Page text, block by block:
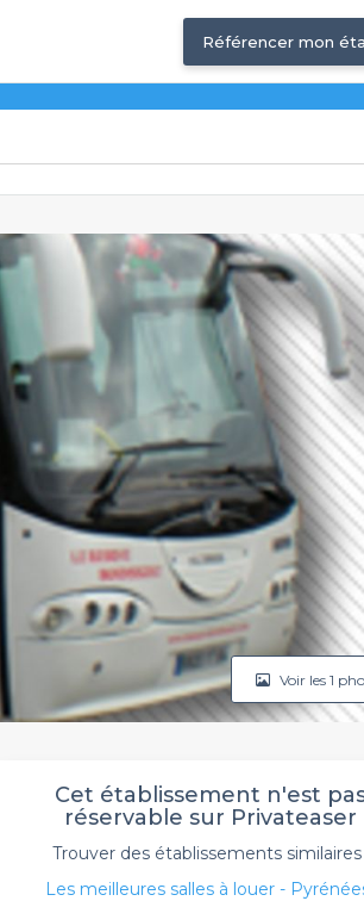
Référencer mon
Voir les 1
Cet établissement n'est
réservable sur Privateaser
Trouver des établissements similaires
Les meilleures salles à louer -